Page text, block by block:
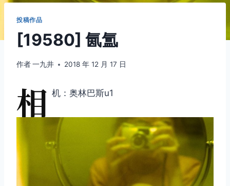
投稿作品
[19580] 氤氲
作者一九井 2018 年 12 月 17 日
相 机：奥林巴斯u1